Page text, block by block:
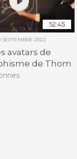
52:45
SEPTEMBRE 2022
avatars de
de Thom